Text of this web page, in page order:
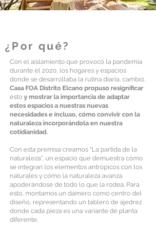
¿Por qué?
Con el aislamiento que provocó la pandemia
durante el 2020, los hogares y espacios
donde se desarrollaba la rutina diaria, cambió.
Casa FOA Distrito Elcano propuso resignificar
esto y mostrar la importancia de adaptar
estos espacios a nuestras nuevas
necesidades e incluso, cómo convivir con la
naturaleza incorporándola en nuestra
cotidianidad.
Con esta premisa creamos “La partida de la
naturaleza”, un espacio que demuestra cómo
se integran los elementos antrópicos con los
naturales y cómo la naturaleza avanza
apoderándose de todo lo que la rodea. Para
esto, montamos un damero como centro del
diseño, representando un tablero de ajedrez
donde cada pieza es una variante de planta
diferente.